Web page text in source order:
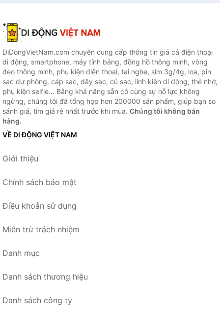
DiDongVietNam.com chuyên cung cấp thông tin giá cả điện thoại
di động, smartphone, máy tính bảng, đồng hồ thông minh, vòng
đeo thông minh, phụ kiện điện thoại, tai nghe, sim 3g/4g, loa, pin
sạc dự phòng, cáp sạc, dây sạc, củ sạc, linh kiện di động, thẻ nhớ,
phụ kiện selfie... Bằng khả năng sẵn có cùng sự nỗ lực không
ngừng, chúng tôi đã tổng hợp hơn 200000 sản phẩm, giúp bạn so
sánh giá, tìm giá rẻ nhất trước khi mua. Chúng tôi không bán
hàng.
VỀ DI ĐỘNG VIỆT NAM
Giới thiệu
Chính sách bảo mật
Điều khoản sử dụng
Miễn trừ trách nhiệm
Danh mục
Danh sách thương hiệu
Danh sách công ty